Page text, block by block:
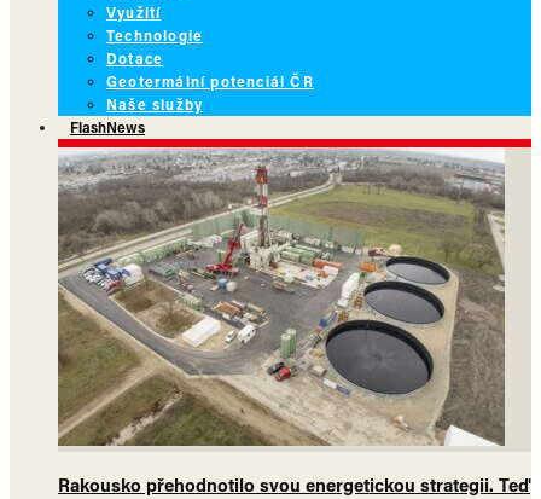
Využití
Technologie
Dotace
Geotermální potenciál ČR
Naše služby
FlashNews
Rakousko přehodnotilo svou energetickou strategii. Teď